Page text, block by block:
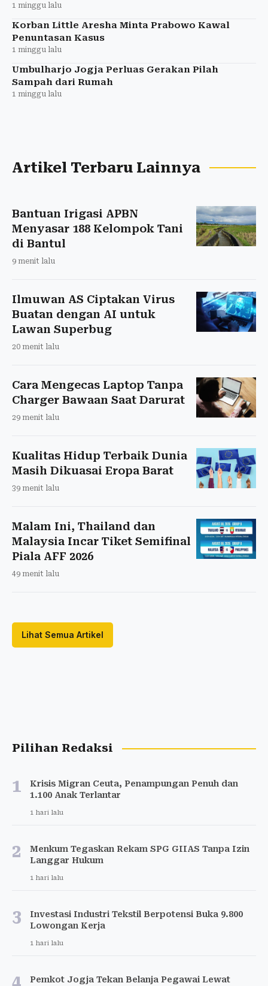
1 minggu lalu
Korban Little Aresha Minta Prabowo Kawal
Penuntasan Kasus
1 minggu lalu
Umbulharjo Jogja Perluas Gerakan Pilah
Sampah dari Rumah
1 minggu lalu
Artikel Terbaru Lainnya
Bantuan Irigasi APBN
Menyasar 188 Kelompok Tani
di Bantul
9 menit lalu
Ilmuwan AS Ciptakan Virus
Buatan dengan AI untuk
Lawan Superbug
20 menit lalu
Cara Mengecas Laptop Tanpa
Charger Bawaan Saat Darurat
29 menit lalu
Kualitas Hidup Terbaik Dunia
Masih Dikuasai Eropa Barat
39 menit lalu
Malam Ini, Thailand dan
Malaysia Incar Tiket Semifinal
Piala AFF 2026
49 menit lalu
Lihat Semua Artikel
Pilihan Redaksi
1
Krisis Migran Ceuta, Penampungan Penuh dan
1.100 Anak Terlantar
1 hari lalu
2
Menkum Tegaskan Rekam SPG GIIAS Tanpa Izin
Langgar Hukum
1 hari lalu
3
Investasi Industri Tekstil Berpotensi Buka 9.800
Lowongan Kerja
1 hari lalu
Pemkot Jogja Tekan Belanja Pegawai Lewat